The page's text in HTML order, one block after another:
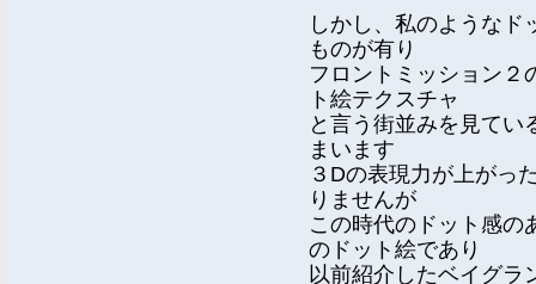
しかし、私のようなド
ものが有り
フロントミッション２
ト絵テクスチャ
と言う街並みを見てい
まいます
３Dの表現力が上がっ
りませんが
この時代のドット感の
のドット絵であり
以前紹介したベイグラ